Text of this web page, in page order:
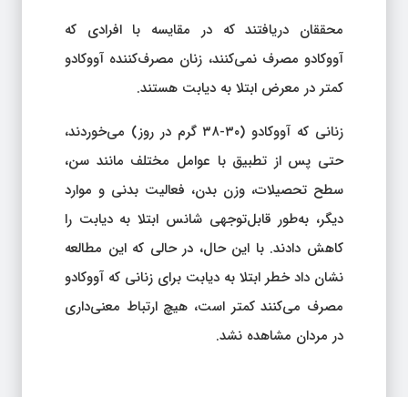
محققان دریافتند که در مقایسه با افرادی که
آووکادو مصرف نمی‌کنند، زنان مصرف‌کننده آووکادو
کمتر در معرض ابتلا به دیابت هستند.
زنانی که آووکادو (۳۰-۳۸ گرم در روز) می‌خوردند،
حتی پس از تطبیق با عوامل مختلف مانند سن،
سطح تحصیلات، وزن بدن، فعالیت بدنی و موارد
دیگر، به‌طور قابل‌توجهی شانس ابتلا به دیابت را
کاهش دادند. با این حال، در حالی که این مطالعه
نشان داد خطر ابتلا به دیابت برای زنانی که آووکادو
مصرف می‌کنند کمتر است، هیچ ارتباط معنی‌داری
در مردان مشاهده نشد.